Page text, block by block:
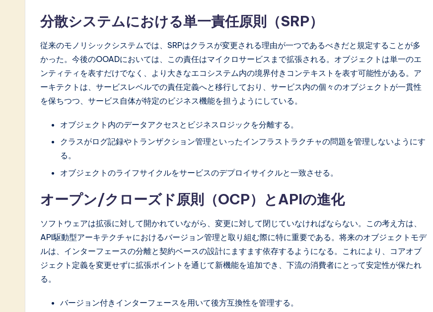
ft
w
分散システムにおける単一責任原則（SRP）
従来のモノリシックシステムでは、SRPはクラスが変更される理由が一つであるべきだと規定することが多
かった。今後のOOADにおいては、この責任はマイクロサービスまで拡張される。オブジェクトは単一のエ
ンティティを表すだけでなく、より大きなエコシステム内の境界付きコンテキストを表す可能性がある。ア
ーキテクトは、サービスレベルでの責任定義へと移行しており、サービス内の個々のオブジェクトが一貫性
を保ちつつ、サービス自体が特定のビジネス機能を担うようにしている。
オブジェクト内のデータアクセスとビジネスロジックを分離する。
クラスがログ記録やトランザクション管理といったインフラストラクチャの問題を管理しないようにす
る。
オブジェクトのライフサイクルをサービスのデプロイサイクルと一致させる。
オープン/クローズド原則（OCP）とAPIの進化
ソフトウェアは拡張に対して開かれていながら、変更に対して閉じていなければならない。この考え方は、
API駆動型アーキテクチャにおけるバージョン管理と取り組む際に特に重要である。将来のオブジェクトモデ
ルは、インターフェースの分離と契約ベースの設計にますます依存するようになる。これにより、コアオブ
ジェクト定義を変更せずに拡張ポイントを通じて新機能を追加でき、下流の消費者にとって安定性が保たれ
る。
バージョン付きインターフェースを用いて後方互換性を管理する。